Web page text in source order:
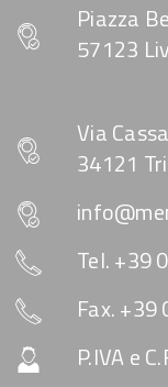
Piazza
57123
Via
34121
Tel. +39
Fax.
P.IVA e